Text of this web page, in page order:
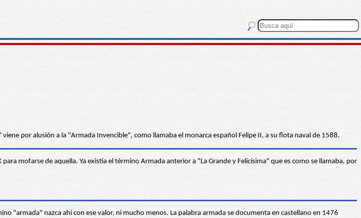
por alusión a la "Armada Invencible", como llamaba el monarca español Felipe II, a su flota naval de 1588.
mofarse de aquella. Ya existía el término Armada anterior a "La Grande y Felicísima" que es como se llamaba, por
"armada" nazca ahí con ese valor, ni mucho menos. La palabra armada se documenta en castellano en 1476